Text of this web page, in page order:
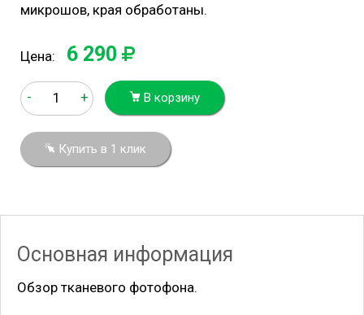
микрошов, края обработаны.
Цена: 6 290
- + В корзину
Купить в 1 клик
Основная информация
Обзор тканевого фотофона.